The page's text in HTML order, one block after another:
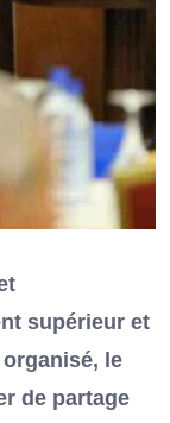
supérieur et
le
de partage